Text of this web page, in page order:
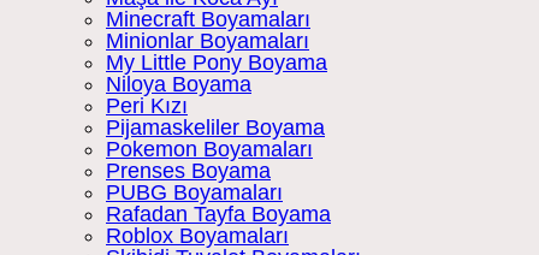
Minecraft Boyamaları
Minionlar Boyamaları
My Little Pony Boyama
Niloya Boyama
Peri Kızı
Pijamaskeliler Boyama
Pokemon Boyamaları
Prenses Boyama
PUBG Boyamaları
Rafadan Tayfa Boyama
Roblox Boyamaları